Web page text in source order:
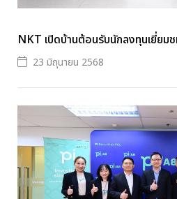
NKT เปิดบ้านต้อนรับนักลงทุนเยี่ยม
23 มิถุนายน 2568